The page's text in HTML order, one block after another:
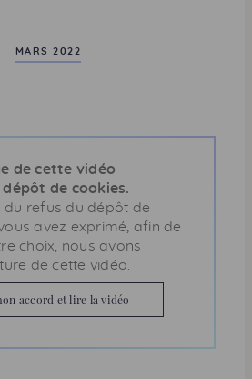
MARS 2022
de cette vidéo
de cookies.
du refus du dépôt de
avez exprimé, afin de
choix, nous avons
de cette vidéo.
accord et lire la vidéo